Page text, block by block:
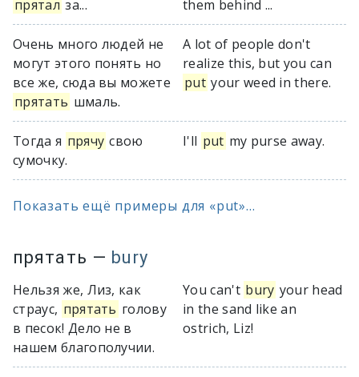
прятал за...
them behind ...
Очень много людей не
могут этого понять но
все же, сюда вы можете
прятать шмаль.
A lot of people don't
realize this, but you can
put your weed in there.
Тогда я прячу свою
сумочку.
I'll put my purse away.
Показать ещё примеры для «put»...
прятать — bury
Нельзя же, Лиз, как
страус, прятать голову
в песок! Дело не в
нашем благополучии.
You can't bury your head
in the sand like an
ostrich, Liz!